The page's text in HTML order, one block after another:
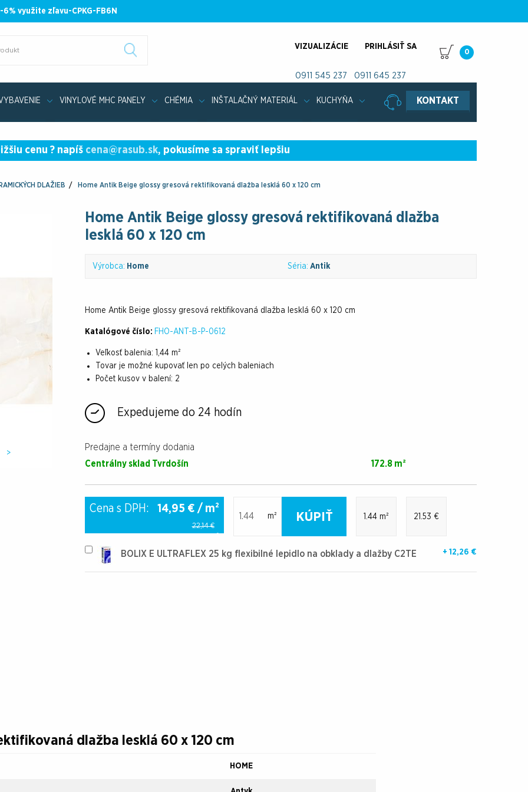
6% využite zľavu-CPKG-FB6N
VIZUALIZÁCIE PRIHLÁSIŤ SA
0
0911 545 237 0911 645 237
KONTAKT
VINYLOVÉ MHC PANELY CHÉMIA INŠTALAČNÝ MATERIÁL KUCHYŇA
cenu ? napíš cena@rasub.sk, pokusíme sa spraviť lepšiu
DLAŽIEB Home Antik Beige glossy gresová rektifikovaná dlažba lesklá 60 x 120 cm
>
Home Antik Beige glossy gresová rektifikovaná dlažba
lesklá 60 x 120 cm
Výrobca: Home Séria: Antik
Home Antik Beige glossy gresová rektifikovaná dlažba lesklá 60 x 120 cm
Katalógové číslo: FHO-ANT-B-P-0612
Veľkosť balenia:
1,44 m²
Tovar je možné kupovať len po celých baleniach
Počet kusov v balení: 2
Expedujeme do 24 hodín
Predajne a termíny dodania
Centrálny sklad Tvrdošín 172.8 m²
Cena s DPH: 14,95 € / m²
22,14 €
m² 1.44 m² 21.53 €
KÚPIŤ
BOLIX E ULTRAFLEX 25 kg flexibilné lepidlo na obklady a dlažby C2TE + 12,26 €
dlažba lesklá 60 x 120 cm
HOME